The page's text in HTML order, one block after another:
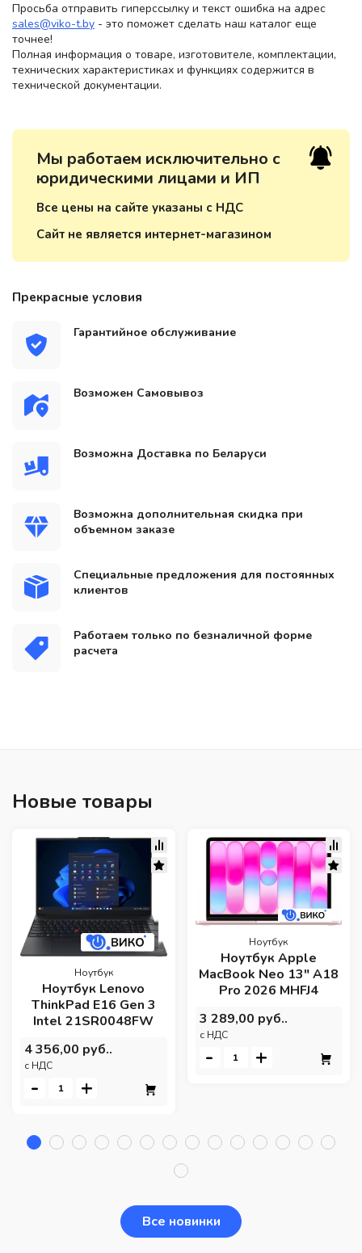
Просьба отправить гиперссылку и текст ошибка на адрес
sales@viko-t.by - это поможет сделать наш каталог еще
точнее!
Полная информация о товаре, изготовителе, комплектации,
технических характеристиках и функциях содержится в
технической документации.
Мы работаем исключительно с
юридическими лицами и ИП
Все цены на сайте указаны с НДС
Сайт не является интернет-магазином
Прекрасные условия
Гарантийное обслуживание
Возможен Самовывоз
Возможна Доставка по Беларуси
Возможна дополнительная скидка при
объемном заказе
Специальные предложения для постоянных
клиентов
Работаем только по безналичной форме
расчета
Новые товары
Ноутбук
Ноутбук Lenovo
ThinkPad E16 Gen 3
Intel 21SR0048FW
4 356,00 руб..
c НДС
- +
Ноутбук
Ноутбук Apple
MacBook Neo 13" A18
Pro 2026 MHFJ4
3 289,00 руб..
c НДС
- +
Все новинки